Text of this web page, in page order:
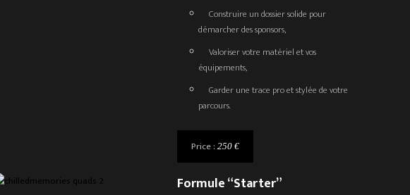
Construire un dossier solide pour
démarcher des sponsors,
Valoriser votre matériel et vos
équipements,
Garder une trace pro et stylée de votre
parcours.
Price :250 €
Formule “Starter”